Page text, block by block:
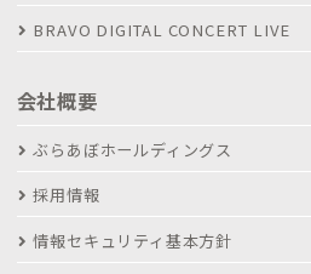
BRAVO DIGITAL CONCERT LIVE
会社概要
ぶらあぼホールディングス
採用情報
情報セキュリティ基本方針